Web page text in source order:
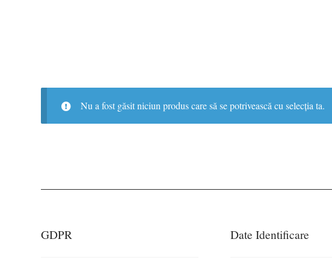
Nu a fost găsit niciun produs care să se potrivească cu selecția ta.
GDPR Date Identificare